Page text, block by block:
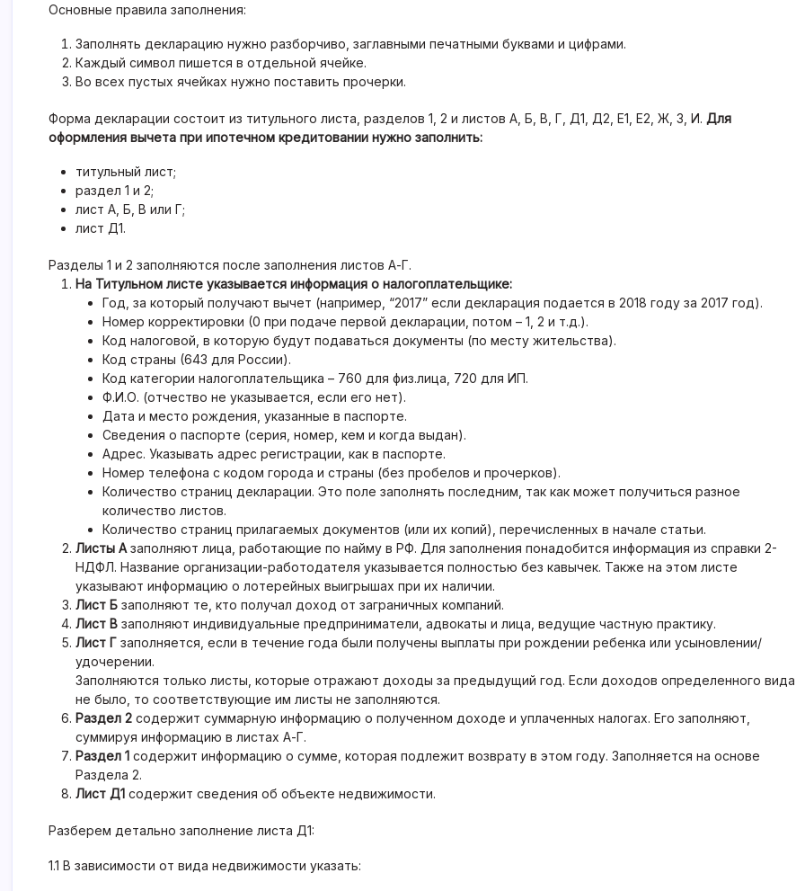
Основные правила заполнения:
Заполнять декларацию нужно разборчиво, заглавными печатными буквами и цифрами.
Каждый символ пишется в отдельной ячейке.
Во всех пустых ячейках нужно поставить прочерки.
Форма декларации состоит из титульного листа, разделов 1, 2 и листов А, Б, В, Г, Д1, Д2, Е1, Е2, Ж, З, И.Для
оформления вычета при ипотечном кредитовании нужно заполнить:
титульный лист;
раздел 1 и 2;
лист А, Б, В или Г;
лист Д1.
Разделы 1 и 2 заполняются после заполнения листов А-Г.
На Титульном листе указывается информация о налогоплательщике:
Год, за который получают вычет (например, “2017” если декларация подается в 2018 году за 2017 год).
Номер корректировки (0 при подаче первой декларации, потом – 1, 2 и т.д.).
Код налоговой, в которую будут подаваться документы (по месту жительства).
Код страны (643 для России).
Код категории налогоплательщика – 760 для физ.лица, 720 для ИП.
Ф.И.О. (отчество не указывается, если его нет).
Дата и место рождения, указанные в паспорте.
Сведения о паспорте (серия, номер, кем и когда выдан).
Адрес. Указывать адрес регистрации, как в паспорте.
Номер телефона с кодом города и страны (без пробелов и прочерков).
Количество страниц декларации. Это поле заполнять последним, так как может получиться разное
количество листов.
Количество страниц прилагаемых документов (или их копий), перечисленных в начале статьи.
Листы Азаполняют лица, работающие по найму в РФ. Для заполнения понадобится информация из справки 2-
НДФЛ. Название организации-работодателя указывается полностью без кавычек. Также на этом листе
указывают информацию о лотерейных выигрышах при их наличии.
Лист Б заполняют те, кто получал доход от заграничных компаний.
Лист В заполняют индивидуальные предприниматели, адвокаты и лица, ведущие частную практику.
Лист Г заполняется, если в течение года были получены выплаты при рождении ребенка или усыновлении/
удочерении.
Заполняются только листы, которые отражают доходы за предыдущий год. Если доходов определенного вида
не было, то соответствующие им листы не заполняются.
Раздел 2 содержит суммарную информацию о полученном доходе и уплаченных налогах. Его заполняют,
суммируя информацию в листах А-Г.
Раздел 1 содержит информацию о сумме, которая подлежит возврату в этом году. Заполняется на основе
Раздела 2.
Лист Д1 содержит сведения об объекте недвижимости.
Разберем детально заполнение листа Д1:
1.1 В зависимости от вида недвижимости указать: